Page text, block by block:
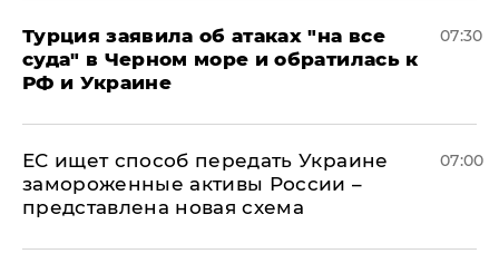
Турция заявила об атаках "на все
суда" в Черном море и обратилась к
РФ и Украине
07:30
ЕС ищет способ передать Украине
замороженные активы России –
представлена новая схема
07:00